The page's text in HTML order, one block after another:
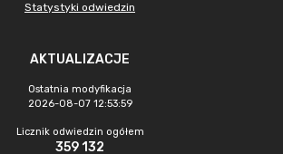
Statystyki odwiedzin
AKTUALIZACJE
Ostatnia modyfikacja
2026-08-07 12:53:59
Licznik odwiedzin ogółem
359 132